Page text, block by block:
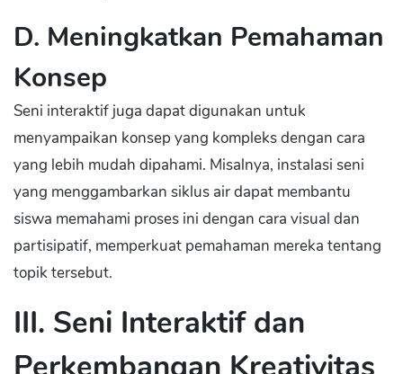
D. Meningkatkan Pemahaman
Konsep
Seni interaktif juga dapat digunakan untuk
menyampaikan konsep yang kompleks dengan cara
yang lebih mudah dipahami. Misalnya, instalasi seni
yang menggambarkan siklus air dapat membantu
siswa memahami proses ini dengan cara visual dan
partisipatif, memperkuat pemahaman mereka tentang
topik tersebut.
III. Seni Interaktif dan